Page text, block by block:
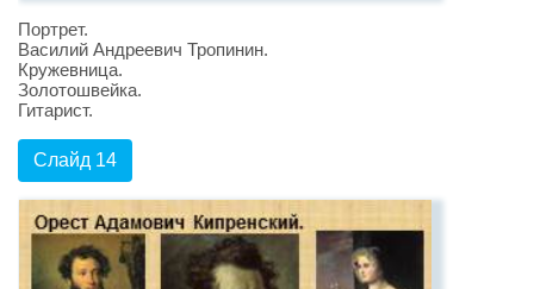
Портрет.
Василий Андреевич Тропинин.
Кружевница.
Золотошвейка.
Гитарист.
Слайд 14